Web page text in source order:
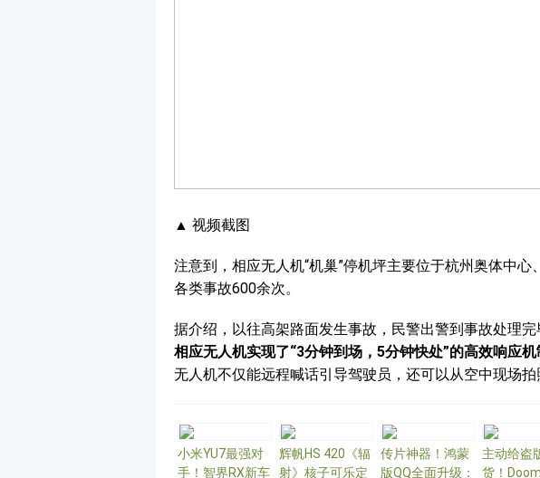
▲ 视频截图
注意到，相应无人机“机巢”停机坪主要位于杭州奥体中
各类事故600余次。
据介绍，以往高架路面发生事故，民警出警到事故处理完
相应无人机实现了“3分钟到场， 5分钟快处”的高效响应机
无人机不仅能远程喊话引导驾驶员，还可以从空中现场拍
小米YU7最强对
手！智界RX新车
辉帆HS 420《辐
射》核子可乐定
传片神器！鸿蒙
版QQ全面升级：
主动给盗
货！